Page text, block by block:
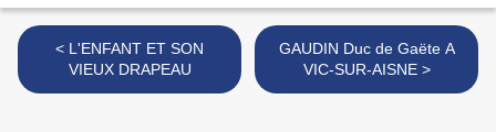
< L'ENFANT ET SON
VIEUX DRAPEAU
GAUDIN Duc de Gaëte A
VIC-SUR-AISNE >